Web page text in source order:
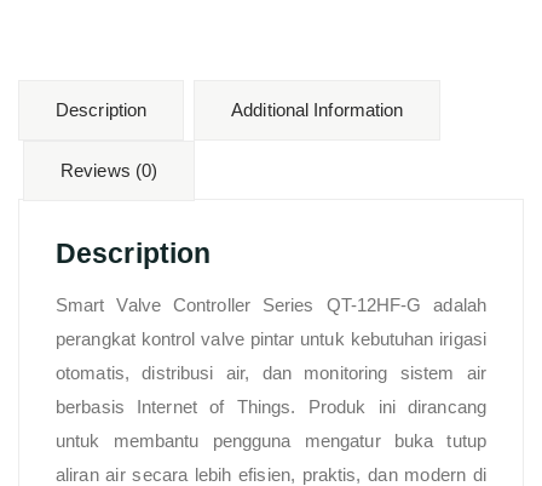
Description Additional Information
Reviews (0)
Description
Smart Valve Controller Series QT-12HF-G adalah
perangkat kontrol valve pintar untuk kebutuhan irigasi
otomatis, distribusi air, dan monitoring sistem air
berbasis Internet of Things. Produk ini dirancang
untuk membantu pengguna mengatur buka tutup
aliran air secara lebih efisien, praktis, dan modern di